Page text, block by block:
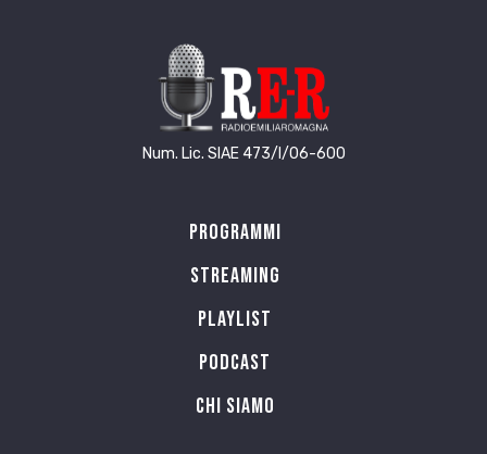
Num. Lic. SIAE 473/I/06-600
Programmi
Streaming
Playlist
PODCAST
Chi siamo